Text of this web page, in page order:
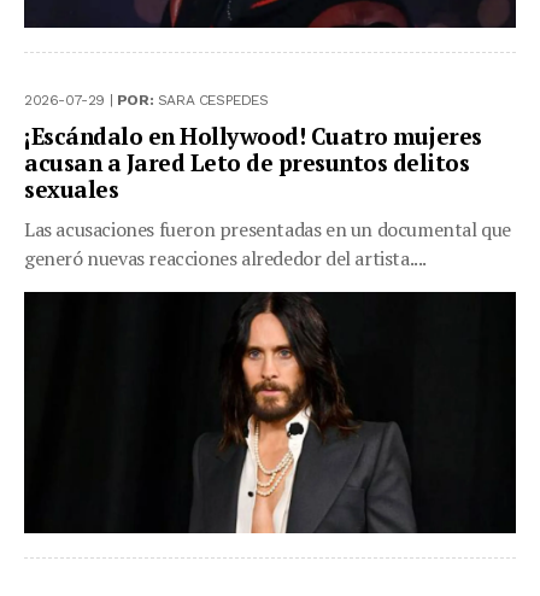
2026-07-29 | POR: SARA CESPEDES
¡Escándalo en Hollywood! Cuatro mujeres
acusan a Jared Leto de presuntos delitos
sexuales
Las acusaciones fueron presentadas en un documental que
generó nuevas reacciones alrededor del artista....